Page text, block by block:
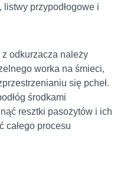
przypodłogowe i
odkurzacza należy
worka na śmieci,
się pcheł.
środkami
resztki pasożytów i ich
całego procesu